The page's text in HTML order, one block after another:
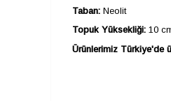
Taban: Neolit
Topuk Yüksekliği: 10
Ürünlerimiz Türkiye'de